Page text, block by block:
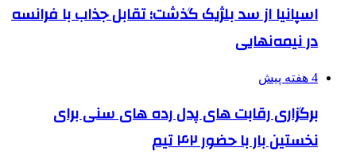
اسپانیا از سد بلژیک گذشت؛ تقابل جذاب با فرانسه
در نیمه‌نهایی
4 هفته پیش
برگزاری رقابت های پدل رده های سنی برای
نخستین بار با حضور ۴۲ تیم